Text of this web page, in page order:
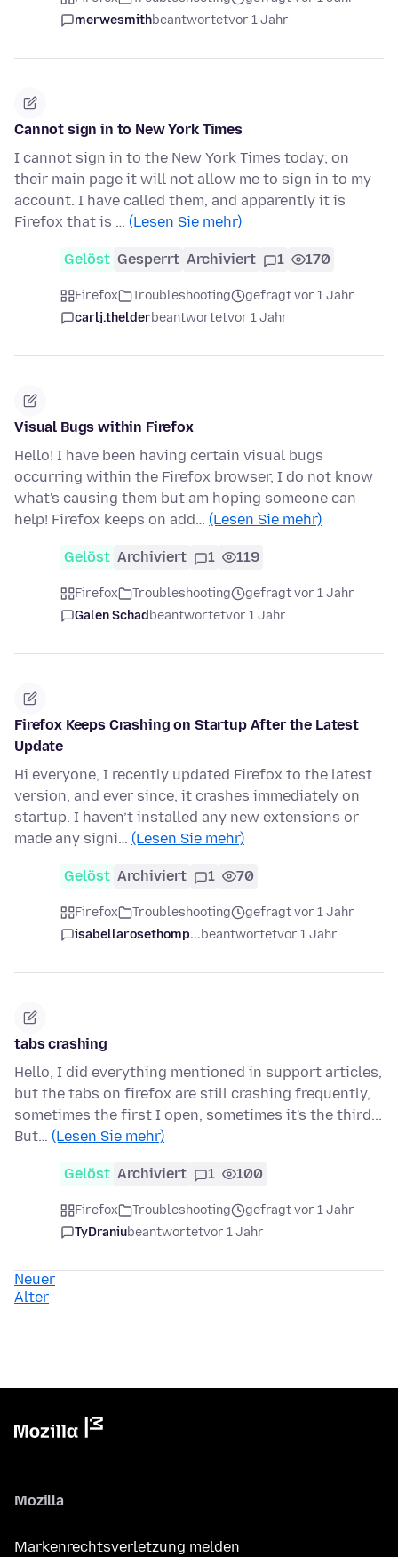
merwesmithbeantwortetvor 1 Jahr
Cannot sign in to New York Times
I cannot sign in to the New York Times today; on
their main page it will not allow me to sign in to my
account. I have called them, and apparently it is
Firefox that is … (Lesen Sie mehr)
Gelöst Gesperrt Archiviert 1 170
Firefox Troubleshooting
gefragt vor 1 Jahr
carlj.thelderbeantwortetvor 1 Jahr
Visual Bugs within Firefox
Hello! I have been having certain visual bugs
occurring within the Firefox browser, I do not know
what's causing them but am hoping someone can
help! Firefox keeps on add… (Lesen Sie mehr)
Gelöst Archiviert 1 119
Firefox Troubleshooting
gefragt vor 1 Jahr
Galen Schadbeantwortetvor 1 Jahr
Firefox Keeps Crashing on Startup After the Latest
Update
Hi everyone, I recently updated Firefox to the latest
version, and ever since, it crashes immediately on
startup. I haven’t installed any new extensions or
made any signi… (Lesen Sie mehr)
Gelöst Archiviert 1 70
Firefox Troubleshooting
gefragt vor 1 Jahr
isabellarosethomp...beantwortetvor 1 Jahr
tabs crashing
Hello, I did everything mentioned in support articles,
but the tabs on firefox are still crashing frequently,
sometimes the first I open, sometimes it's the third...
But… (Lesen Sie mehr)
Gelöst Archiviert 1 100
Firefox Troubleshooting
gefragt vor 1 Jahr
TyDraniubeantwortetvor 1 Jahr
Neuer
Älter
Mozilla
Markenrechtsverletzung melden